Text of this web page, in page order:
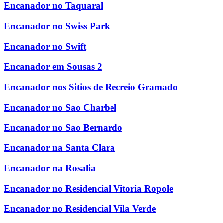
Encanador no Taquaral
Encanador no Swiss Park
Encanador no Swift
Encanador em Sousas 2
Encanador nos Sitios de Recreio Gramado
Encanador no Sao Charbel
Encanador no Sao Bernardo
Encanador na Santa Clara
Encanador na Rosalia
Encanador no Residencial Vitoria Ropole
Encanador no Residencial Vila Verde